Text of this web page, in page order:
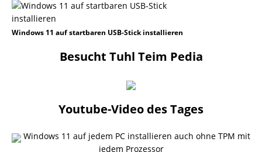
Windows 11 auf startbaren USB-Stick installieren
Besucht Tuhl Teim Pedia
Youtube-Video des Tages
Windows 11 auf jedem PC installieren auch ohne TPM mit
jedem Prozessor